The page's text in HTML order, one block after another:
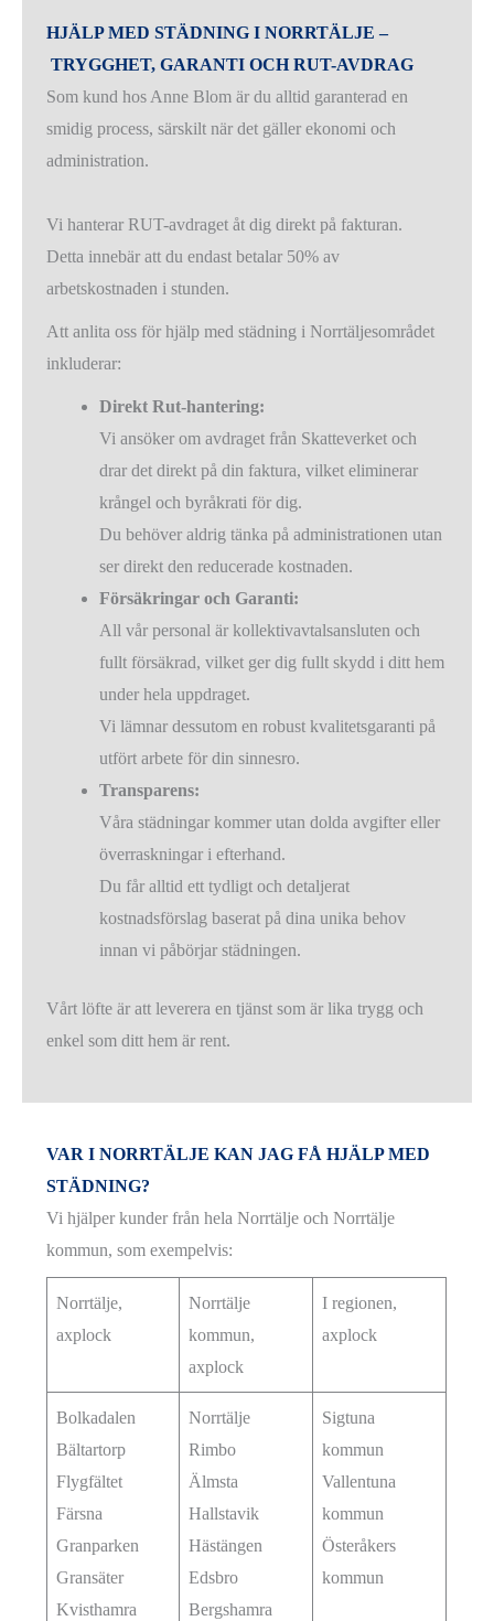
HJÄLP MED STÄDNING I NORRTÄLJE –
TRYGGHET, GARANTI OCH RUT-AVDRAG
Som kund hos Anne Blom är du alltid garanterad en
smidig process, särskilt när det gäller ekonomi och
administration.
Vi hanterar RUT-avdraget åt dig direkt på fakturan.
Detta innebär att du endast betalar 50% av
arbetskostnaden i stunden.
Att anlita oss för hjälp med städning i Norrtäljesområdet
inkluderar:
Direkt Rut-hantering:
Vi ansöker om avdraget från Skatteverket och
drar det direkt på din faktura, vilket eliminerar
krångel och byråkrati för dig.
Du behöver aldrig tänka på administrationen utan
ser direkt den reducerade kostnaden.
Försäkringar och Garanti:
All vår personal är kollektivavtalsansluten och
fullt försäkrad, vilket ger dig fullt skydd i ditt hem
under hela uppdraget.
Vi lämnar dessutom en robust kvalitetsgaranti på
utfört arbete för din sinnesro.
Transparens:
Våra städningar kommer utan dolda avgifter eller
överraskningar i efterhand.
Du får alltid ett tydligt och detaljerat
kostnadsförslag baserat på dina unika behov
innan vi påbörjar städningen.
Vårt löfte är att leverera en tjänst som är lika trygg och
enkel som ditt hem är rent.
VAR I NORRTÄLJE KAN JAG FÅ HJÄLP MED
STÄDNING?
Vi hjälper kunder från hela Norrtälje och Norrtälje
kommun, som exempelvis:
Norrtälje,
axplock
Norrtälje
kommun,
axplock
I regionen,
axplock
Bolkadalen
Bältartorp
Flygfältet
Färsna
Granparken
Gransäter
Kvisthamra
Norrtälje
Rimbo
Älmsta
Hallstavik
Hästängen
Edsbro
Bergshamra
Sigtuna
kommun
Vallentuna
kommun
Österåkers
kommun